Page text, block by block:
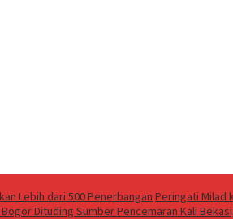
Lebih dari 500 Penerbangan Peringati Milad
Dituding Sumber Pencemaran Kali Bekasi,